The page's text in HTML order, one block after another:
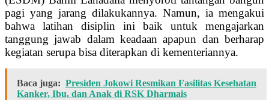
pagi yang jarang dilakukannya. Namun, ia mengakui
bahwa latihan disiplin ini baik untuk mengajarkan
tanggung jawab dalam keadaan apapun dan berharap
kegiatan serupa bisa diterapkan di kementeriannya.
Baca juga: Presiden Jokowi Resmikan Fasilitas Kesehatan
Kanker, Ibu, dan Anak di RSK Dharmais